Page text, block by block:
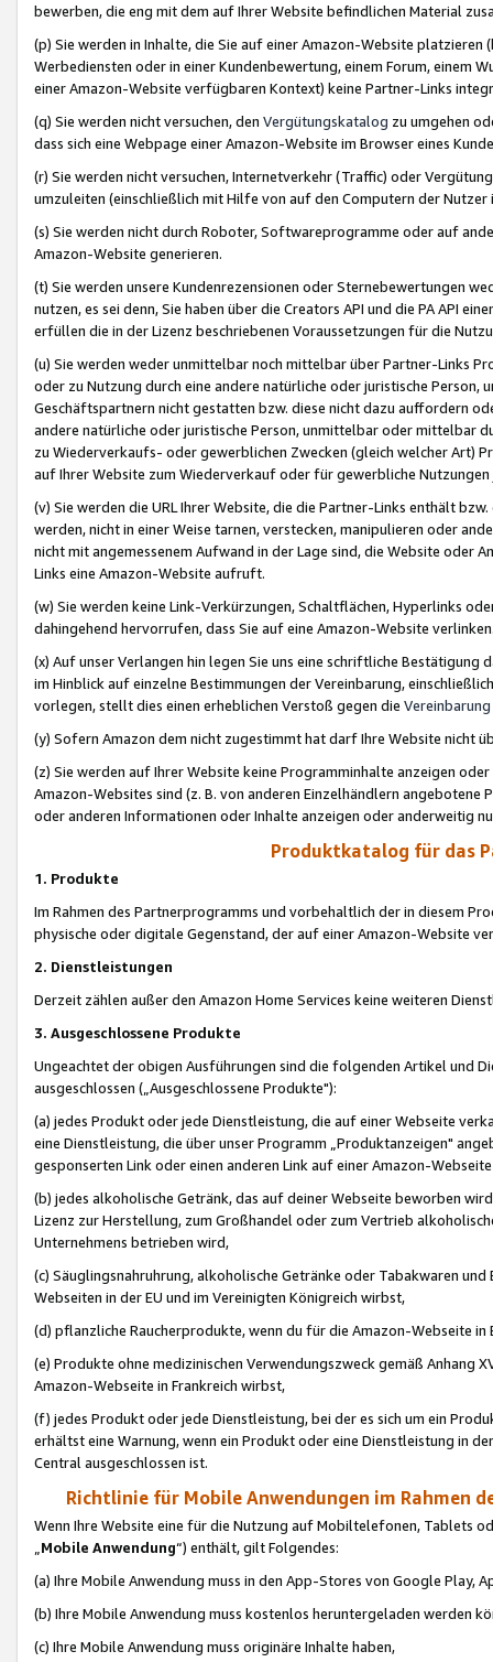
bewerben, die eng mit dem auf Ihrer Website befindlichen Material
(p) Sie werden in Inhalte, die Sie auf einer Amazon-Website
Werbediensten oder in einer Kundenbewertung, einem Forum, einem
einer Amazon-Website verfügbaren Kontext) keine Partner-Links
(q) Sie werden nicht versuchen, den Vergütungskatalog zu umgehen
dass sich eine Webpage einer Amazon-Website im Browser eines
(r) Sie werden nicht versuchen, Internetverkehr (Traffic) oder
umzuleiten (einschließlich mit Hilfe von auf den Computern der
(s) Sie werden nicht durch Roboter, Softwareprogramme oder auf
Amazon-Website generieren.
(t) Sie werden unsere Kundenrezensionen oder Sternebewertungen
nutzen, es sei denn, Sie haben über die Creators API und die PA API
erfüllen die in der Lizenz beschriebenen Voraussetzungen für die
(u) Sie werden weder unmittelbar noch mittelbar über Partner-Links
oder zu Nutzung durch eine andere natürliche oder juristische
Geschäftspartnern nicht gestatten bzw. diese nicht dazu auffordern
andere natürliche oder juristische Person, unmittelbar oder mittelbar
zu Wiederverkaufs- oder gewerblichen Zwecken (gleich welcher Art)
auf Ihrer Website zum Wiederverkauf oder für gewerbliche
(v) Sie werden die URL Ihrer Website, die die Partner-Links enthält
werden, nicht in einer Weise tarnen, verstecken, manipulieren oder
nicht mit angemessenem Aufwand in der Lage sind, die Website oder
Links eine Amazon-Website aufruft.
(w) Sie werden keine Link-Verkürzungen, Schaltflächen, Hyperlinks
dahingehend hervorrufen, dass Sie auf eine Amazon-Website
(x) Auf unser Verlangen hin legen Sie uns eine schriftliche
im Hinblick auf einzelne Bestimmungen der Vereinbarung,
vorlegen, stellt dies einen erheblichen Verstoß gegen die Vereinbarung
(y) Sofern Amazon dem nicht zugestimmt hat darf Ihre Website nicht
(z) Sie werden auf Ihrer Website keine Programminhalte anzeigen
Amazon-Websites sind (z. B. von anderen Einzelhändlern
oder anderen Informationen oder Inhalte anzeigen oder anderweitig
Produktkatalog für das
1. Produkte
Im Rahmen des Partnerprogramms und vorbehaltlich der in diesem
physische oder digitale Gegenstand, der auf einer Amazon-Website
2. Dienstleistungen
Derzeit zählen außer den Amazon Home Services keine weiteren
3. Ausgeschlossene Produkte
Ungeachtet der obigen Ausführungen sind die folgenden Artikel und
ausgeschlossen („Ausgeschlossene Produkte"):
(a) jedes Produkt oder jede Dienstleistung, die auf einer Webseite
eine Dienstleistung, die über unser Programm „Produktanzeigen"
gesponserten Link oder einen anderen Link auf einer Amazon-
(b) jedes alkoholische Getränk, das auf deiner Webseite beworben
Lizenz zur Herstellung, zum Großhandel oder zum Vertrieb
Unternehmens betrieben wird,
(c) Säuglingsnahruhrung, alkoholische Getränke oder Tabakwaren
Webseiten in der EU und im Vereinigten Königreich wirbst,
(d) pflanzliche Raucherprodukte, wenn du für die Amazon-Webseite in
(e) Produkte ohne medizinischen Verwendungszweck gemäß Anhang
Amazon-Webseite in Frankreich wirbst,
(f) jedes Produkt oder jede Dienstleistung, bei der es sich um ein
erhältst eine Warnung, wenn ein Produkt oder eine Dienstleistung in
Central ausgeschlossen ist.
Richtlinie für Mobile Anwendungen im Rahmen
Wenn Ihre Website eine für die Nutzung auf Mobiltelefonen, Tablets
„Mobile Anwendung“) enthält, gilt Folgendes:
(a) Ihre Mobile Anwendung muss in den App-Stores von Google Play,
(b) Ihre Mobile Anwendung muss kostenlos heruntergeladen werden
(c) Ihre Mobile Anwendung muss originäre Inhalte haben,